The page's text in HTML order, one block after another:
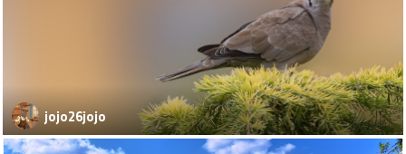
jojo26jojo